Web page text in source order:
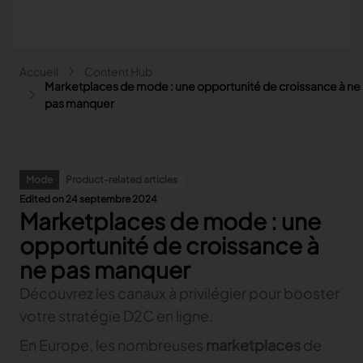
Mode
Lectra pour la Mode
Nos solutions
Précédent
Nos solutions Fashion
Content hub
Explore our content
Partenaires
FAQ
Précédent
Automobile
Lectra pour l'Automobile
Nos solutions
Précédent
Nos solutions pour l'Automobile
Content hub
Ameublement
Lectra pour l'Ameublement
Nos solutions
Content hub
Précédent
Plus d'industries
Lectra et plus d'industries
Nos solutions
Précédent
Contact
Main navigation - SearchRechercher
Search
Rechercher
Fil d'Ariane
Accueil
Content Hub
Marketplaces de mode : une opportunité de croissance à ne
pas manquer
Mode
Product-related articles
Edited on 24 septembre 2024
Marketplaces de mode : une
opportunité de croissance à
ne pas manquer
Découvrez les canaux à privilégier pour booster
votre stratégie D2C en ligne.
En Europe, les nombreuses marketplacesde